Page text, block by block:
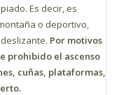
Es decir, es
o deportivo,
Por motivos
prohibido el ascenso
cuñas, plataformas,